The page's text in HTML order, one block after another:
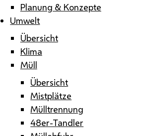
Planung & Konzepte
Umwelt
Übersicht
Klima
Müll
Übersicht
Mistplätze
Mülltrennung
48er-Tandler